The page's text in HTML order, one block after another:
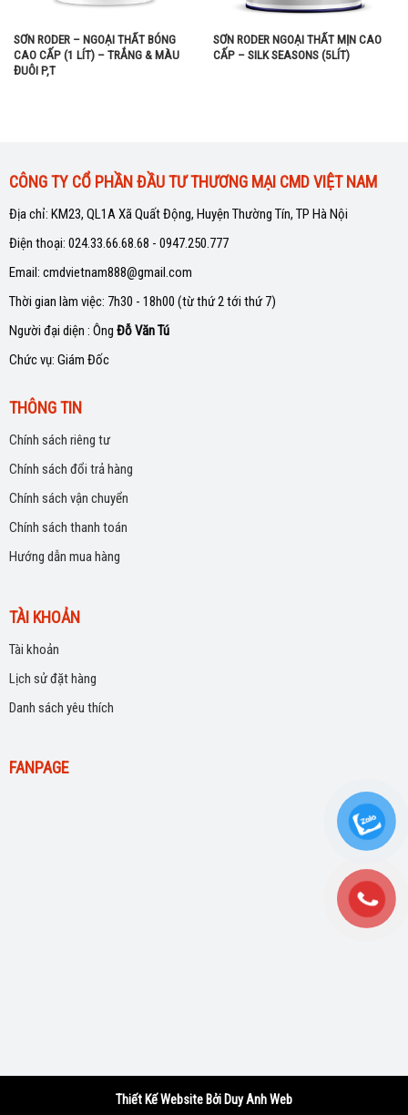
SƠN RODER – NGOẠI THẤT BÓNG
CAO CẤP (1 LÍT) – TRẮNG & MÀU
ĐUÔI P,T
SƠN RODER NGOẠI THẤT MỊN CAO
CẤP – SILK SEASONS (5LÍT)
CÔNG TY CỔ PHẦN ĐẦU TƯ THƯƠNG MẠI CMD VIỆT NAM
Địa chỉ: KM23, QL1A Xã Quất Động, Huyện Thường Tín, TP Hà Nội
Điện thoại: 024.33.66.68.68 - 0947.250.777
Email: cmdvietnam888@gmail.com
Thời gian làm việc: 7h30 - 18h00 (từ thứ 2 tới thứ 7)
Người đại diện : Ông Đỗ Văn Tú
Chức vụ: Giám Đốc
THÔNG TIN
Chính sách riêng tư
Chính sách đổi trả hàng
Chính sách vận chuyển
Chính sách thanh toán
Hướng dẫn mua hàng
TÀI KHOẢN
Tài khoản
Lịch sử đặt hàng
Danh sách yêu thích
FANPAGE
Thiết Kế Website Bởi Duy Anh Web